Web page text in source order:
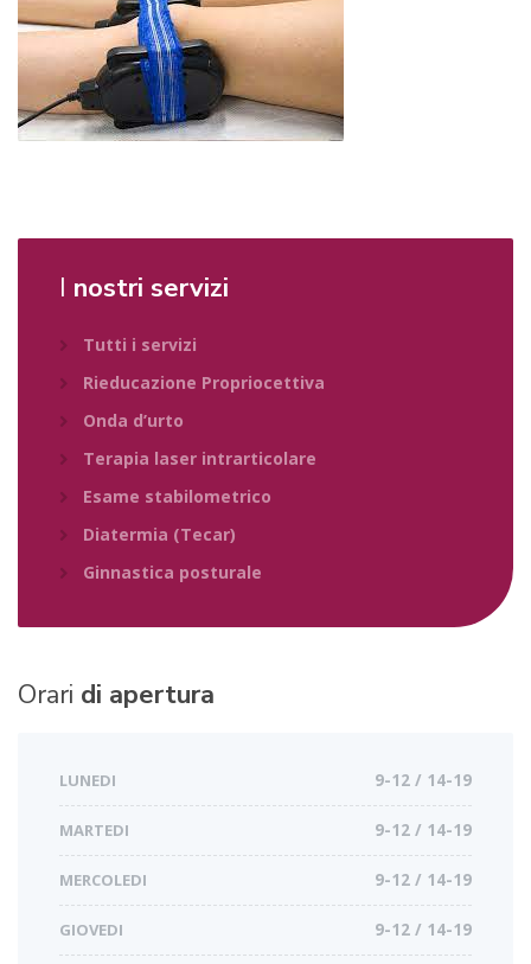
I nostri servizi
Tutti i servizi
Rieducazione Propriocettiva
Onda d’urto
Terapia laser intrarticolare
Esame stabilometrico
Diatermia (Tecar)
Ginnastica posturale
Orari di apertura
LUNEDI 9-12 / 14-19
MARTEDI 9-12 / 14-19
MERCOLEDI 9-12 / 14-19
GIOVEDI 9-12 / 14-19